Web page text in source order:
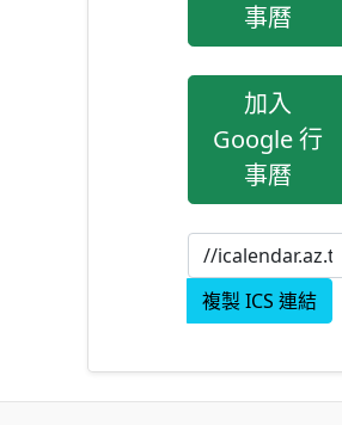
事曆
加入
Google 行
事曆
複製 ICS 連結